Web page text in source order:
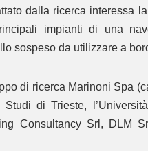
dalla ricerca interessa
impianti di una
sospeso da utilizzare a
di ricerca Marinoni Spa
Studi di Trieste,
Consultancy Srl, DLM